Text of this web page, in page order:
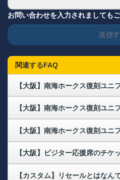
お問い合わせを入力されましても
送信
関連するFAQ
【カスタム】リセールとはなん